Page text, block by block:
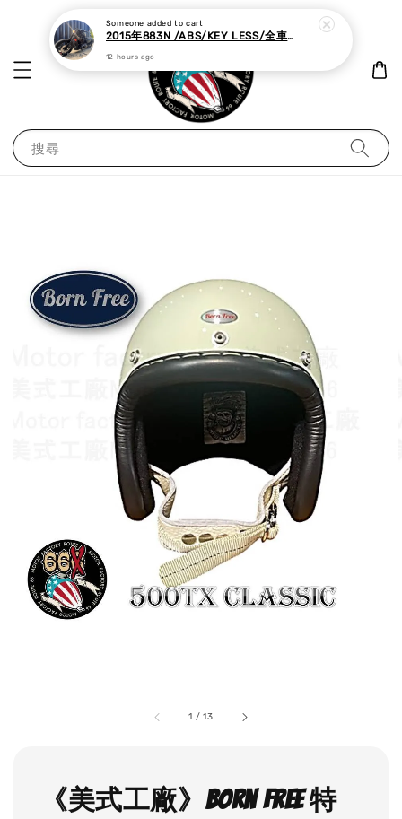
搜尋
1 /13
《美式工廠》Born free 特
Someone added to cart
2015年883N /ABS/KEY LESS/全車黑化,里程極少
12 hours ago